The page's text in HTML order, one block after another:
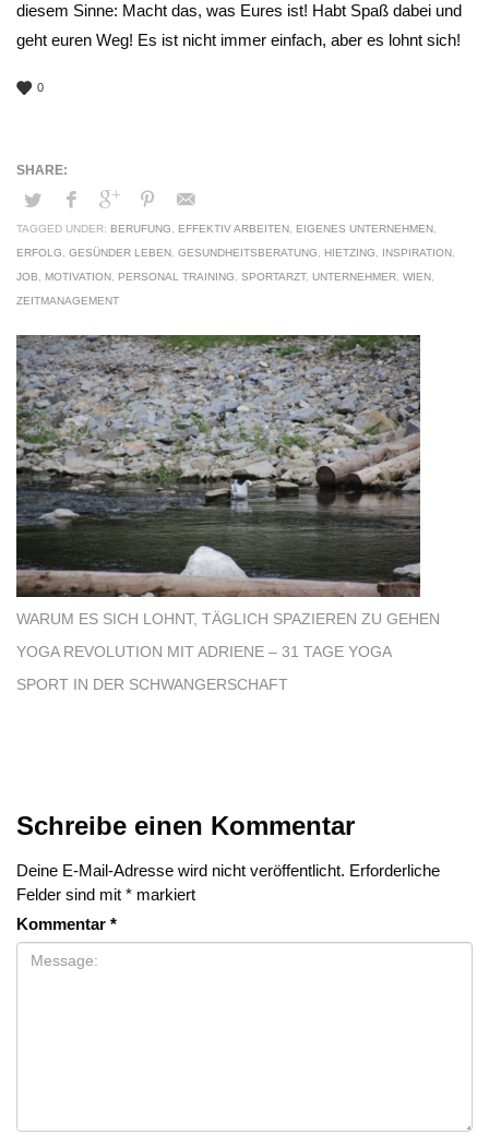
diesem Sinne: Macht das, was Eures ist! Habt Spaß dabei und
geht euren Weg! Es ist nicht immer einfach, aber es lohnt sich!
0
TAGGED UNDER: BERUFUNG EFFEKTIV ARBEITEN EIGENES UNTERNEHMEN
ERFOLG
GESÜNDER LEBEN GESUNDHEITSBERATUNG HIETZING INSPIRATION
JOB
MOTIVATION PERSONAL TRAINING SPORTARZT, UNTERNEHMER WIEN
ZEITMANAGEMENT
WARUM ES SICH LOHNT, TÄGLICH SPAZIEREN ZU GEHEN
YOGA REVOLUTION MIT ADRIENE – 31 TAGE YOGA
SPORT IN DER SCHWANGERSCHAFT
Schreibe einen Kommentar
Deine E-Mail-Adresse wird nicht veröffentlicht. Erforderliche
Felder sind mit * markiert
Kommentar *